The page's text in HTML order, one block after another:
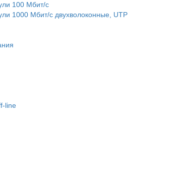
100 Мбит/c
1000 Мбит/c двухволоконные, UTP
line